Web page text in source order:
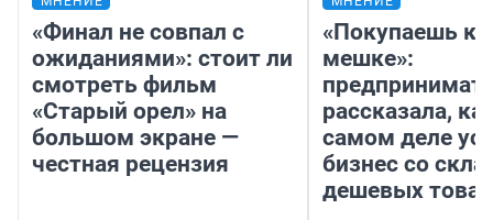
«Финал не совпал с
ожиданиями»: стоит ли
смотреть фильм
«Старый орел» на
большом экране —
честная рецензия
«Покупаешь
мешке»:
рассказала,
самом деле
бизнес со
дешевых